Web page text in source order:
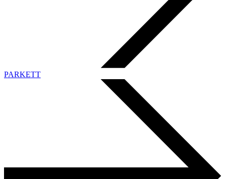
PARKETT